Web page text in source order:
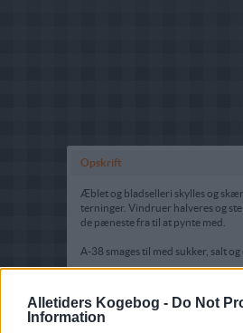
Alletiders Kogebog - Do Not
Information
Opskrift
Æblet og bladselleri skylles og
terninger. Vindruer halveres og
de pæneste fra til at pynte med.
A-38 smages til med sukker, salt
og valnødder.